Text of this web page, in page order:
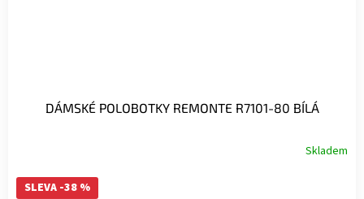
DÁMSKÉ POLOBOTKY REMONTE R7101-80 BÍLÁ
Skladem
SLEVA -38 %